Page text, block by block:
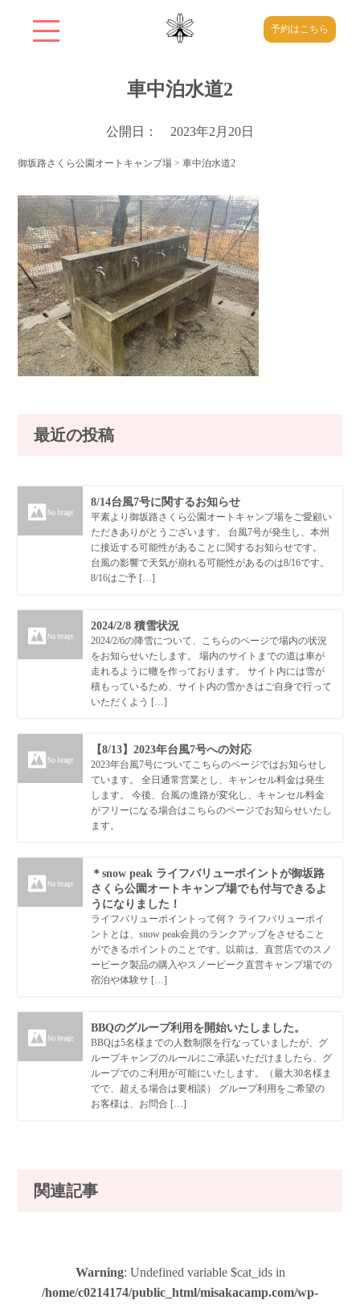
予約はこちら
車中泊水道2
公開日： 2023年2月20日
御坂路さくら公園オートキャンプ場 >車中泊水道2
最近の投稿
8/14台風7号に関するお知らせ
平素より御坂路さくら公園オートキャンプ場をご愛顧い
ただきありがとうございます。 台風7号が発生し、本州
に接近する可能性があることに関するお知らせです。
台風の影響で天気が崩れる可能性があるのは8/16です。
8/16はご予 […]
2024/2/8 積雪状況
2024/2/6の降雪について、こちらのページで場内の状況
をお知らせいたします。 場内のサイトまでの道は車が
走れるように轍を作っております。 サイト内には雪が
積もっているため、サイト内の雪かきはご自身で行って
いただくよう […]
【8/13】2023年台風7号への対応
2023年台風7号についてこちらのページではお知らせし
ています。 全日通常営業とし、キャンセル料金は発生
します。 今後、台風の進路が変化し、キャンセル料金
がフリーになる場合はこちらのページでお知らせいたし
ます。
＊snow peak ライフバリューポイントが御坂路
さくら公園オートキャンプ場でも付与できるよ
うになりました！
ライフバリューポイントって何？ ライフバリューポイ
ントとは、snow peak会員のランクアップをさせること
ができるポイントのことです。以前は、直営店でのスノ
ーピーク製品の購入やスノーピーク直営キャンプ場での
宿泊や体験サ […]
BBQのグループ利用を開始いたしました。
BBQは5名様までの人数制限を行なっていましたが、グ
ループキャンプのルールにご承諾いただけましたら、グ
ループでのご利用が可能にいたします。（最大30名様ま
でで、超える場合は要相談） グループ利用をご希望の
お客様は、お問合 […]
関連記事
Warning: Undefined variable $cat_ids in
/home/c0214174/public_html/misakacamp.com/wp-